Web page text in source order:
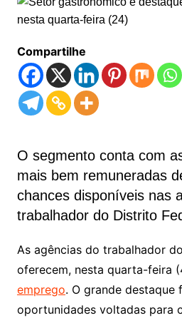
Compartilhe
O segmento conta com
mais bem remuneradas
chances disponíveis nas
trabalhador do Distrito
As agências do trabalhador
oferecem, nesta quarta-feira
emprego. O grande
oportunidades voltadas para